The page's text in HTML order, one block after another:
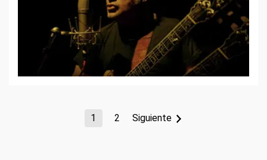
1 2 Siguiente